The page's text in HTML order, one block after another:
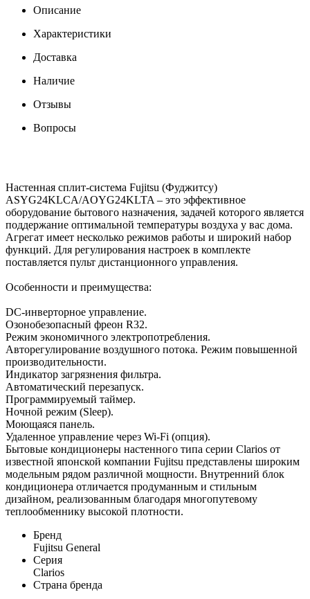
Описание
Характеристики
Доставка
Наличие
Отзывы
Вопросы
Настенная сплит-система Fujitsu (Фуджитсу)
ASYG24KLCA/AOYG24KLTA – это эффективное
оборудование бытового назначения, задачей которого является
поддержание оптимальной температуры воздуха у вас дома.
Агрегат имеет несколько режимов работы и широкий набор
функций. Для регулирования настроек в комплекте
поставляется пульт дистанционного управления.
Особенности и преимущества:
DC-инверторное управление.
Озонобезопасный фреон R32.
Режим экономичного электропотребления.
Авторегулирование воздушного потока. Режим повышенной
производительности.
Индикатор загрязнения фильтра.
Автоматический перезапуск.
Программируемый таймер.
Ночной режим (Sleep).
Моющаяся панель.
Удаленное управление через Wi-Fi (опция).
Бытовые кондиционеры настенного типа серии Clarios от
известной японской компании Fujitsu представлены широким
модельным рядом различной мощности. Внутренний блок
кондиционера отличается продуманным и стильным
дизайном, реализованным благодаря многопутевому
теплообменнику высокой плотности.
Бренд
Fujitsu General
Серия
Clarios
Страна бренда